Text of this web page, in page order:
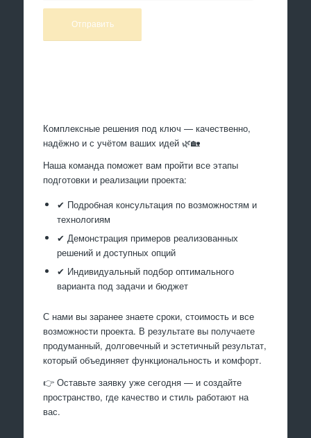
Комплексные решения под ключ — качественно,
надёжно и с учётом ваших идей 🌿🏡
Наша команда поможет вам пройти все этапы
подготовки и реализации проекта:
✔ Подробная консультация по возможностям и
технологиям
✔ Демонстрация примеров реализованных
решений и доступных опций
✔ Индивидуальный подбор оптимального
варианта под задачи и бюджет
С нами вы заранее знаете сроки, стоимость и все
возможности проекта. В результате вы получаете
продуманный, долговечный и эстетичный результат,
который объединяет функциональность и комфорт.
👉 Оставьте заявку уже сегодня — и создайте
пространство, где качество и стиль работают на
вас.